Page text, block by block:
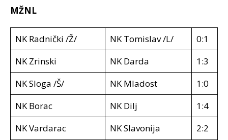
MŽNL
NK Radnički /Ž/ NK Tomislav /L/
0:1
NK Zrinski
NK Darda
1:3
NK Sloga /Š/
NK Mladost
1:0
NK Borac
NK Dilj
1:4
NK Vardarac
NK Slavonija
2:2